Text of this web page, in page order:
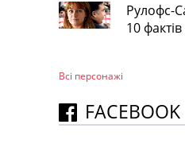
Рулофс-
10
Всі персонажi
FACEBOOK